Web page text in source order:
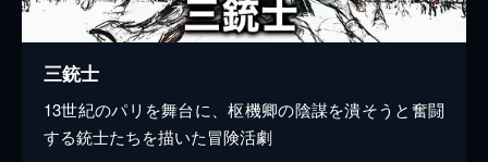
三銃士
13世紀のパリを舞台に、枢機卿の陰謀を潰そうと奮闘
する銃士たちを描いた冒険活劇